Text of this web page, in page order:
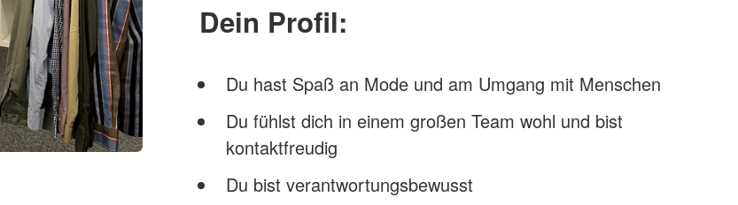
Dein Profil:
Du hast Spaß an Mode und am Umgang mit Menschen
Du fühlst dich in einem großen Team wohl und bist
kontaktfreudig
Du bist verantwortungsbewusst